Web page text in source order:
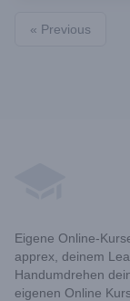
« Previous
Eigene Online-
apprex, deinem
Handumdrehen
eigenen Online